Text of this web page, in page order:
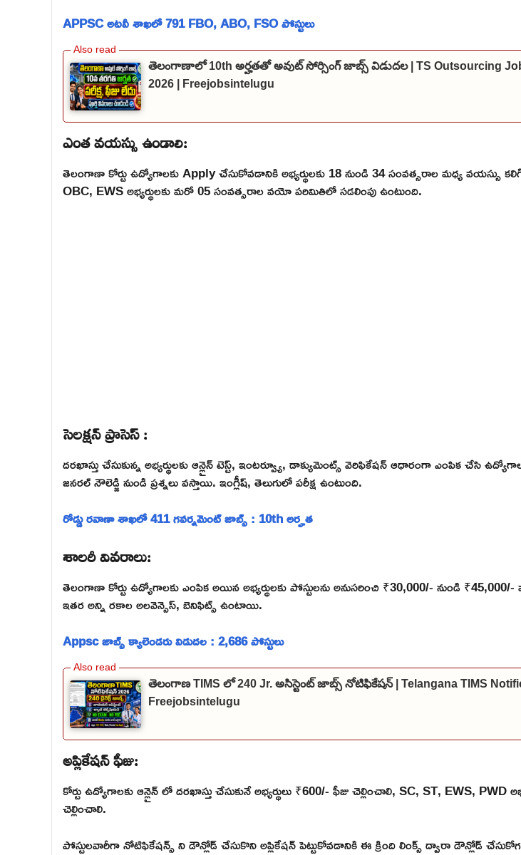
APPSC అటవీ శాఖలో 791 FBO, ABO, FSO పోస్టులు
తెలంగాణాలో 10th అర్హతతో అవుట్ సోర్సింగ్ జాబ్స్ విడుదల | TS Outsourcing
2026 | Freejobsintelugu
ఎంత వయస్సు ఉండాలి:
తెలంగాణా కోర్టు ఉద్యోగాలకు Apply చేసుకోవడానికి అభ్యర్థులకు 18 నుండి 34 సంవత్సరాల మధ్య వయస్సు
OBC, EWS అభ్యర్థులకు మరో 05 సంవత్సరాల వయో పరిమితిలో సడలింపు ఉంటుంది.
సెలక్షన్ ప్రాసెస్ :
దరఖాస్తు చేసుకున్న అభ్యర్థులకు ఆన్లైన్ టెస్ట్, ఇంటర్వ్యూ, డాక్యుమెంట్స్ వెరిఫికేషన్ ఆధారంగా ఎంపిక చేసి
జనరల్ నౌలెడ్జి నుండి ప్రశ్నలు వస్తాయి. ఇంగ్లీష్, తెలుగులో పరీక్ష ఉంటుంది.
రోడ్డు రవాణా శాఖలో 411 గవర్నమెంట్ జాబ్స్ : 10th అర్హత
శాలరీ వివరాలు:
తెలంగాణా కోర్టు ఉద్యోగాలకు ఎంపిక అయిన అభ్యర్థులకు పోస్టులను అనుసరించి ₹30,000/- నుండి ₹45,000/-
ఇతర అన్ని రకాల అలవెన్సెస్, బెనిఫిట్స్ ఉంటాయి.
Appsc జాబ్స్ క్యాలెండరు విడుదల : 2,686 పోస్టులు
తెలంగాణ TIMS లో 240 Jr. అసిస్టెంట్ జాబ్స్ నోటిఫికేషన్ | Telangana TIMS
Freejobsintelugu
అప్లికేషన్ ఫీజు:
కోర్టు ఉద్యోగాలకు ఆన్లైన్ లో దరఖాస్తు చేసుకునే అభ్యర్థులు ₹600/- ఫీజు చెల్లించాలి, SC, ST, EWS, PWD
చెల్లించాలి.
పోస్టులవారీగా నోటిఫికేషన్స్ ని డౌన్లోడ్ చేసుకొని అప్లికేషన్ పెట్టుకోవడానికి ఈ క్రింది లింక్స్ ద్వారా డౌన్లోడ్